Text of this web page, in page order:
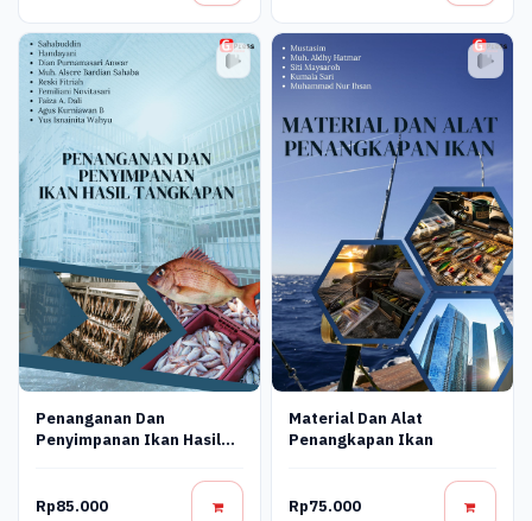
Penanganan Dan
Penyimpanan Ikan Hasil
Rp85.000
Material Dan Alat
Penangkapan Ikan
Rp75.000